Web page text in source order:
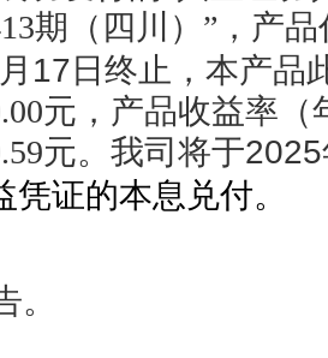
期（四川）”，产
17日 终止，本产品
元，产品收益率
元。我司将于
凭证的本息兑付。
。